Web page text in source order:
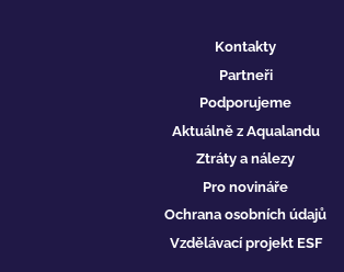
Kontakty
Partneři
Podporujeme
Aktuálně z Aqualandu
Ztráty a nálezy
Pro novináře
Ochrana osobních údajů
Vzdělávací projekt ESF